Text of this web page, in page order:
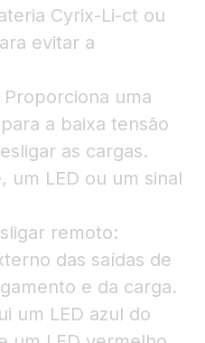
Cyrix-Li-ct ou
evitar a
uma
a baixa tensão
as cargas.
um LED ou um sinal
remoto:
das saídas de
e da carga.
um LED azul do